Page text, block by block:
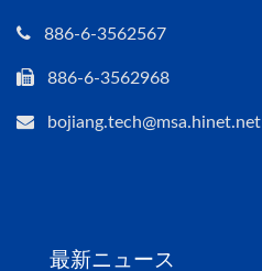
886-6-3562567
886-6-3562968
bojiang.tech@msa.hinet.net
最新ニュース